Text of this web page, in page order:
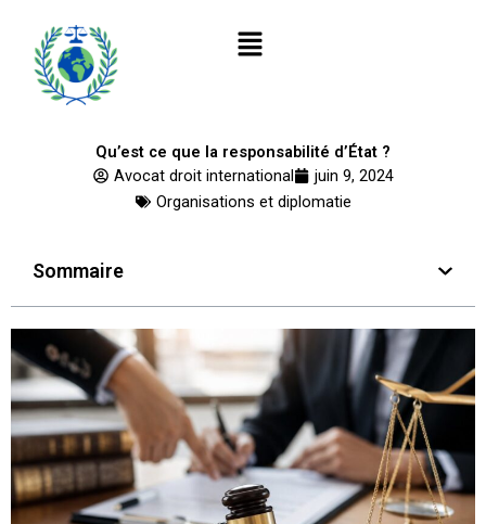
contenu
Menu
Qu’est ce que la responsabilité d’État ?
Avocat droit international
juin 9, 2024
Organisations et diplomatie
Sommaire